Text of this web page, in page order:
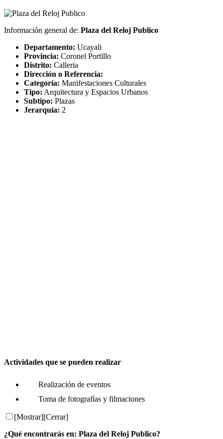
Información general de: Plaza del Reloj Publico
Departamento: Ucayali
Provincia: Coronel Portillo
Distrito: Calleria
Dirección o Referencia:
Categoría: Manifestaciones Culturales
Tipo: Arquitectura y Espacios Urbanos
Subtipo: Plazas
Jerarquía: 2
Actividades que se pueden realizar
Realización de eventos
Toma de fotografías y filmaciones
[Mostrar][Cerrar]
¿Qué encontrarás en: Plaza del Reloj Publico?